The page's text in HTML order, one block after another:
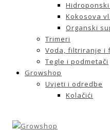
Kokosova
Organski
Trimeri
Voda, filtriranje i
Tegle i podmetači
Growshop
Uvjeti i odredbe
Kolačići